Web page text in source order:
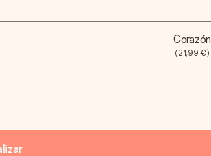
Corazón
(21,99 €)